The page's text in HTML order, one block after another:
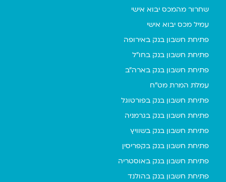
שחרור מהמכס יבוא אישי
עמיל מכס יבוא אישי
פתיחת חשבון בנק באירופה
פתיחת חשבון בנק בחו"ל
פתיחת חשבון בנק בארה"ב
עמלת המרת מט"ח
פתיחת חשבון בנק בפורטוגל
פתיחת חשבון בנק בגרמניה
פתיחת חשבון בנק בשוויץ
פתיחת חשבון בנק בקפריסין
פתיחת חשבון בנק באוסטריה
פתיחת חשבון בנק בהולנד